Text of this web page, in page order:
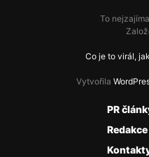
To
Co je to virál,
Vytvořila
PR